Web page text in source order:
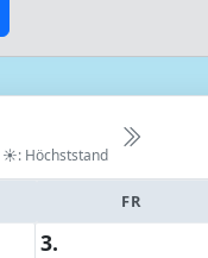
☀: Höchststand
FR
3.